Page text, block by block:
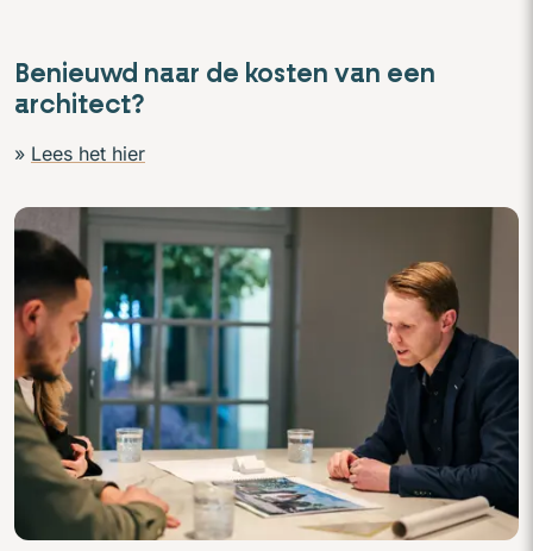
Benieuwd naar de kosten van een
architect?
» Lees het hier
Sfeerbeeld